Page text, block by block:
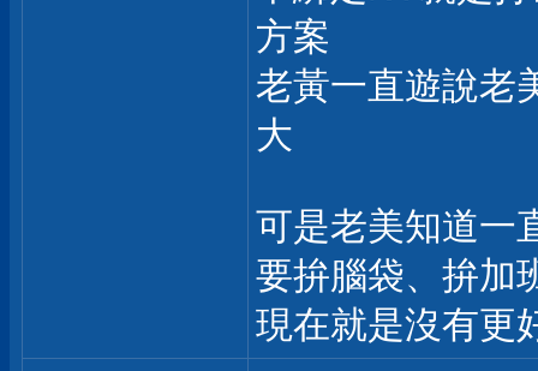
方案
老黃一直遊說老
大
可是老美知道一
要拚腦袋、拚加
現在就是沒有更